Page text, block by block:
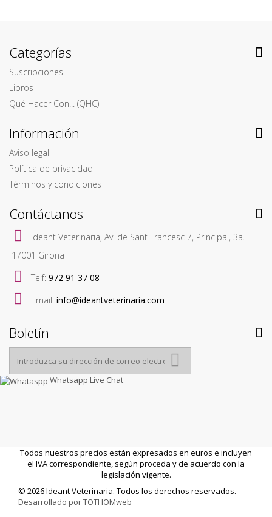
Categorías
Suscripciones
Libros
Qué Hacer Con... (QHC)
Información
Aviso legal
Política de privacidad
Términos y condiciones
Contáctanos
Ideant Veterinaria, Av. de Sant Francesc 7, Principal, 3a.
17001 Girona
Telf: 972 91 37 08
Email: info@ideantveterinaria.com
Boletín
Whatsapp Live Chat
Todos nuestros precios están expresados en euros e incluyen
el IVA correspondiente, según proceda y de acuerdo con la
legislación vigente.
© 2026 Ideant Veterinaria. Todos los derechos reservados.
Desarrollado por TOTHOMweb